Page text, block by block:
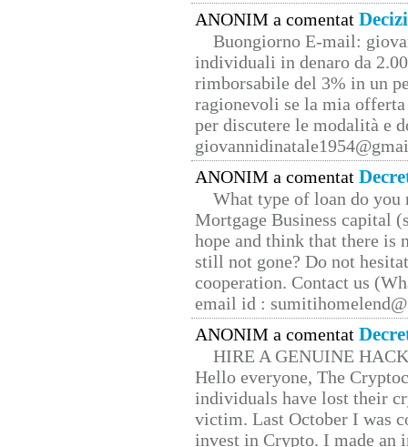
ANONIM a comentat
Buongiorno E-mail:
individuali in denaro da
rimborsabile del 3% in un
ragionevoli se la mia
per discutere le modalità e
ANONIM a comentat
What type of loan do you
Mortgage Business capital
hope and think that there is
still not gone? Do not
cooperation. Contact us
email id :
ANONIM a comentat
HIRE A GENUINE
Hello everyone, The
individuals have lost their
victim. Last October I was
invest in Crypto. I made